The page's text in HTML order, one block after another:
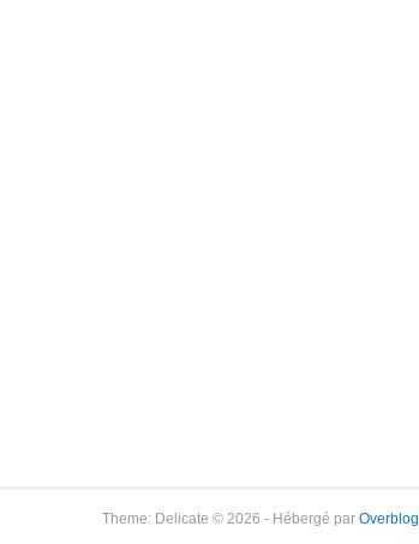
Theme: Delicate © 2026 - Hébergé par Overblog